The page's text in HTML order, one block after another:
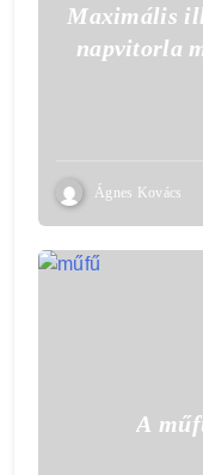
Maximális
napvitorla
Ágnes Kovács
A